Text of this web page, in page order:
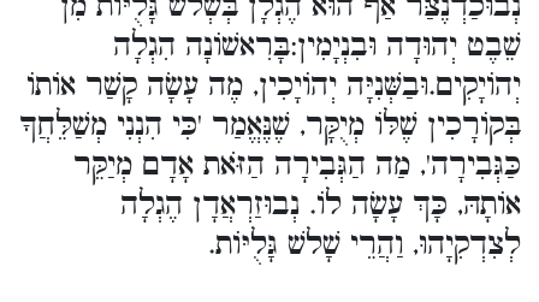
שֵׁבֶט יְהוּדָה וּבִנְיָמִין:בָּרִאשׁוֹנָה הִגְלָה
יְהוֹיָקִים.וּבַשְּׁנִיָּה יְהוֹיָכִין, מֶה עָשָׂה קָשַׁר אוֹתוֹ
בְּקוֹרָכִין שֶׁלּוֹ מְיֻקָּר, שֶׁנֶּאֱמַר 'כִּי הִנְנִי מְשַׁלֵּחֲךָ
כַּגְּבִירָה', מַה הַגְּבִירָה הַזֹּאת אָדָם מְיַקֵּר
אוֹתָהּ, כָּךְ עָשָׂה לוֹ. נְבוּזַרְאֲדָן הֶגְלָה
לְצִדְקִיָהוּ, וַהֲרֵי שָׁלשׁ גָּלֻיּוֹת.